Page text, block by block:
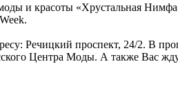
и красоты «Хрустальная
Речицкий проспект, 24/2. В
Центра Моды. А также Вас